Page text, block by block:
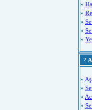
»
»
»
»
»
?
»
»
»
»